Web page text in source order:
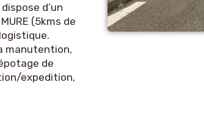
dispose d’un
(5kms de
manutention,
de
expedition,